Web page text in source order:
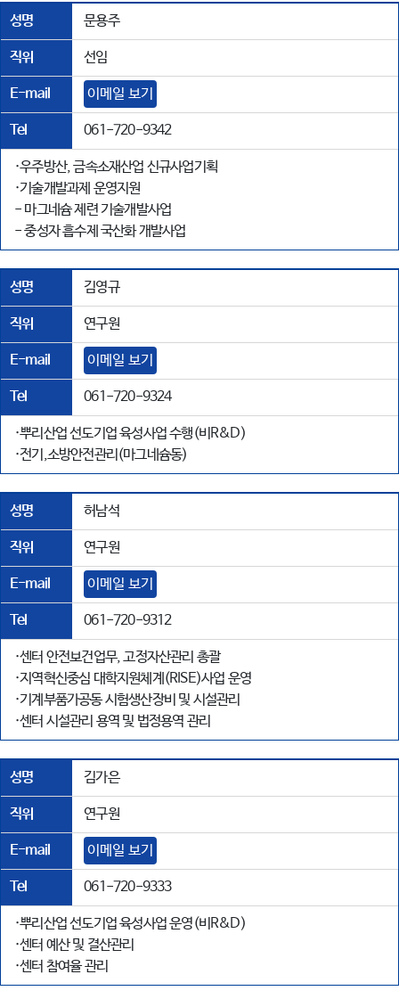
성명 문용주
직위 선임
E-mail 이메일 보기
Tel 061-720-9342
·우주방산, 금속소재산업 신규사업기획
·기술개발과제 운영지원
- 마그네슘 제련 기술개발사업
- 중성자 흡수제 국산화 개발사업
성명 김영규
직위 연구원
E-mail 이메일 보기
Tel 061-720-9324
·뿌리산업 선도기업 육성사업 수행(비R&D)
·전기,소방안전관리(마그네슘동)
성명 허남석
직위 연구원
E-mail 이메일 보기
Tel 061-720-9312
·센터 안전보건업무, 고정자산관리 총괄
·지역혁신중심 대학지원체계(RISE)사업 운영
·기계부품가공동 시험생산장비 및 시설관리
·센터 시설관리 용역 및 법정용역 관리
성명 김가은
직위 연구원
E-mail 이메일 보기
Tel 061-720-9333
·뿌리산업 선도기업 육성사업 운영(비R&D)
·센터 예산 및 결산관리
·센터 참여율 관리